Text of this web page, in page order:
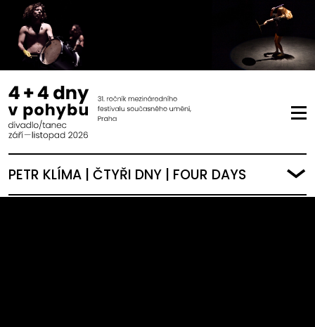
PETR KLÍMA | ČTYŘI DNY | FOUR DAYS